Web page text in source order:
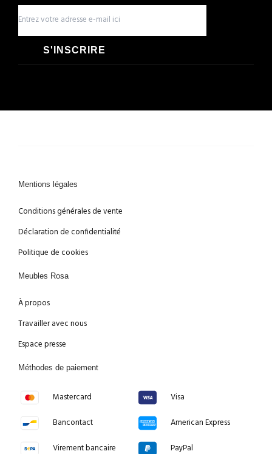
S'INSCRIRE
Mentions légales
Conditions générales de vente
Déclaration de confidentialité
Politique de cookies
Meubles Rosa
À propos
Travailler avec nous
Espace presse
Méthodes de paiement
Mastercard
Bancontact
Virement bancaire
Visa
American Express
PayPal